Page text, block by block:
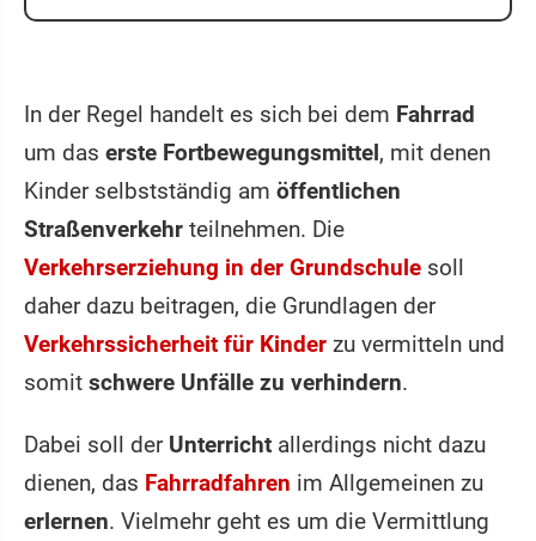
In der Regel handelt es sich bei dem Fahrrad
um das erste Fortbewegungsmittel, mit denen
Kinder selbstständig am öffentlichen
Straßenverkehr teilnehmen. Die
Verkehrserziehung in der Grundschule soll
daher dazu beitragen, die Grundlagen der
Verkehrssicherheit für Kinder zu vermitteln und
somit schwere Unfälle zu verhindern.
Dabei soll der Unterricht allerdings nicht dazu
dienen, das Fahrradfahren im Allgemeinen zu
erlernen. Vielmehr geht es um die Vermittlung